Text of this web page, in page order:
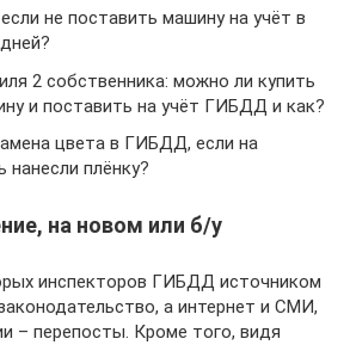
не поставить машину на учёт в
2 собственника: можно ли купить
и поставить на учёт ГИБДД и как?
цвета в ГИБДД, если на
нанесли плёнку?
на новом или б/у
инспекторов ГИБДД источником
а интернет и СМИ,
– перепосты. Кроме того, видя